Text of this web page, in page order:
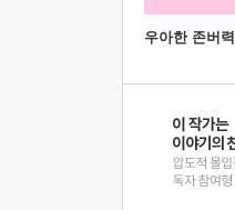
우아한 존버력